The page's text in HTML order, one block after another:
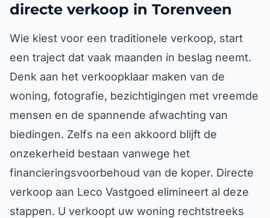
directe verkoop in Torenveen
Wie kiest voor een traditionele verkoop, start
een traject dat vaak maanden in beslag neemt.
Denk aan het verkoopklaar maken van de
woning, fotografie, bezichtigingen met vreemde
mensen en de spannende afwachting van
biedingen. Zelfs na een akkoord blijft de
onzekerheid bestaan vanwege het
financieringsvoorbehoud van de koper. Directe
verkoop aan Leco Vastgoed elimineert al deze
stappen. U verkoopt uw woning rechtstreeks